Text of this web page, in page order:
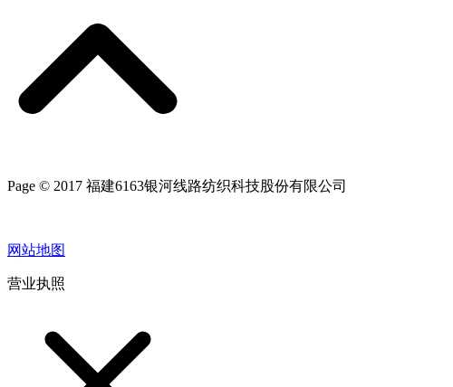
Page © 2017 福建6163银河线路纺织科技股份有限公司
网站地图
营业执照